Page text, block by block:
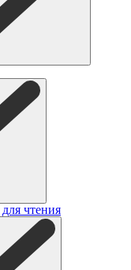
для чтения